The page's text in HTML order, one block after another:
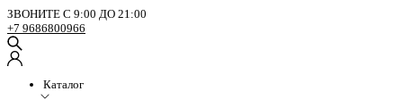
ЗВОНИТЕ С 9:00 ДО 21:00
+7 9686800966
Каталог